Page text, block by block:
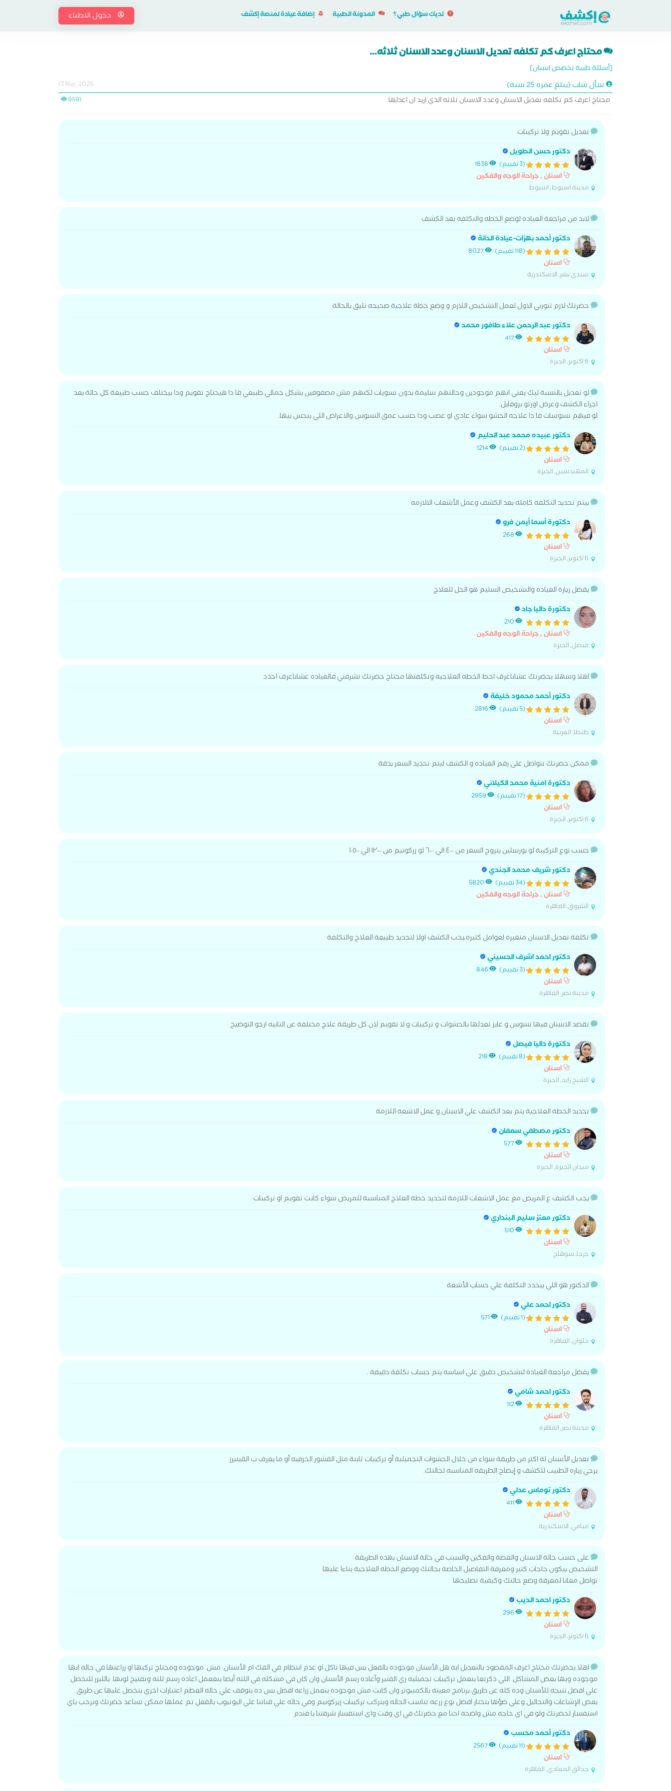
لديك سؤال طبي؟ المدونة الطبية إضافة عيادة لمنصة إكشف دخول الاطباء
محتاج اعرف كم تكلفه تعديل الاسنان وعدد الاسنان ثلاثه...
[أسئلة طبية تخصص اسنان]
سأل شاب (يبلغ عمره 25 سنة)
13 May, 2026
9591
محتاج اعرف كم تكلفه تعديل الاسنان وعدد الاسنان ثلاثه الذي اريد ان اعدلها
تعديل تقويم ولا تركيبات
دكتور حسن الطويل
(3 تقييم) 1838
اسنان , جراحة الوجه والفكين
مدينة اسيوط, اسيوط
لابد من مراجعة العياده لوضع الخطه والتكلفه بعد الكشف
دكتور أحمد بهزات-عيادة الدانة
(118 تقييم) 8027
اسنان
سيدي بشر, الاسكندرية
حضرتك لازم تنورني الاول لعمل التشخيص اللازم و وضع خطة علاجية صحيحه تليق بالحالة
دكتور عبد الرحمن علاء طافور محمد
417
اسنان
6 اكتوبر, الجيزة
لو تعديل بالنسبة ليك يعني انهم موجودين وحالتهم سليمة بدون تسويات لكنهم مش مصفوفين بشكل جمالي طبيعي فا دا هيحتاج تقويم ودا بيختلف حسب طبيعة كل حالة بعد
اجراء الكشف وعرض اورثو بروفايل.
لو فيهم تسوسات فا دا علاجه الحشو سواء عادي او عصب ودا حسب عمق التسوس والاعراض اللي بتحس بيها.
دكتور عبيده محمد عبد الحليم
(2 تقييم) 1214
اسنان
المهندسين, الجيزة
بيتم تحديد التكلفه كامله بعد الكشف وعمل الأشعات الالازمه
دكتورة أسما أيمن فرو
268
اسنان
6 اكتوبر, الجيزة
يفضل زيارة العياده والتشخيص السليم هو الحل للعلاج
دكتورة داليا جاد
210
اسنان , جراحة الوجه والفكين
فيصل, الجيزة
اهلا وسهلا بحضرتك عشاناعرف احط الخطه العلاجيه وتكلفتها محتاج حضرتك تشرفني فالعياده عشاناعرف احدد
دكتور أحمد محمود خليفة
(5 تقييم) 2816
اسنان
طنطا, الغربية
ممكن حضرتك تتواصل على رقم العياده و الكشف ليتم تحديد السعر بدقة
دكتورة امنية محمد الكيلاني
(17 تقييم) 2959
اسنان
6 اكتوبر, الجيزة
حسب نوع التركيبة لو بورسلين يتروح السعر من ٤٠٠٠ الي ٦٠٠٠ لو زركونيم من ١٢٠٠٠ الي ١٠٥٠٠
دكتور شريف محمد الجندي
(34 تقييم) 5820
اسنان , جراحة الوجه والفكين
الشروق, القاهرة
تكلفة تعديل الاسنان متغيره لعوامل كثيره،يجب الكشف اولا لتحديد طبيعة العلاج والتكلفة
دكتور احمد اشرف الحسيني
(3 تقييم) 846
اسنان
مدينة نصر, القاهرة
تقصد الاسنان فيها تسوس و عايز تعدلها بالحشوات و تركيبات و لا تقويم لان كل طريقة علاج مختلفة عن التانيه ارجو التوضيح
دكتورة داليا فيصل
(8 تقييم) 218
اسنان
الشيخ زايد, الجيزة
تحديد الخطة العلاجية يتم بعد الكشف علي الاسنان و عمل الاشعة اللازمة
دكتور مصطفي سعفان
577
اسنان
ميدان الجيزة, الجيزة
يجب الكشف ع المريض مع عمل الاشعات اللازمة لتحديد خطة العلاج المناسبة للمريض سواء كانت تفويم او تركيبات
دكتور معتز سليم البنداري
510
اسنان
جرجا, سوهاج
الدكتور هو اللي بيحدد التكلفة علي حساب الأشعة
دكتور احمد علي
(1 تقييم) 571
اسنان
حلوان, القاهرة
يفضل مراجعة العيادة لتشخيص دقيق على اساسه يتم حساب تكلفة دقيقة .
دكتور احمد شامي
112
اسنان
مدينة نصر, القاهرة
تعديل الأسنان له اكثر من طريقة سواء من خلال الحشوات التجميلية أو تركيبات ثابتة مثل القشور الخزفيه أو ما يعرف ب الڤينيرز
يرجي زياره الطبيب للكشف و إيضاح الطريقه المناسبه لحالتك.
دكتور توماس عدلي
411
اسنان
ميامي, الاسكندرية
على حسب حالة الاسنان والعضة والفكين والسبب في حالة الاسنان بهذه الطريقة
التشخيص بيكون حاجات كتير ومعرفة التفاصيل الخاصة بحالتك ووضع الخطة العلاجية بناءا عليها
تواصل معانا لمعرفة وضع حالتك وكيفية تصليحها
دكتور احمد الديب
296
اسنان
6 اكتوبر, الجيزة
اهلا بحضرتك محتاج اعرف المقصود بالتعديل ايه هل الأسنان موجوده بالفعل بس فيها تاكل او عدم انتظام في الفك ام الأسنان. مش. موجوده ومحتاج تركبها او زراعتها في حاله انها
موجوده وبها بعض المشاكل. اللي ذكرتعا بنعمل تركيبات تجميليه زي الفنير وأعاده رسم الأسنان وان كان في مشكله في اللثه أيضا بنععمل اعاده رسم للثه وتفتيح لونها. بالليزر للنخصل
علي افضل نتيجه للأسنان وده كله عن طريق برنامج معينه بالكمبيوتر وان كانت مش موجوده بنعمل زراعه افضل بس ده بتوقف علي حاله العظم اعتبارات اخري بنخصل عليها عن طريق
بعض الإشاعات والتحاليل وعلي ضؤها بتختار افضل نوع زرعه تناسب الحاله وبنركب تركيبات زيركونيم وفي حاله علي قناتنا علي اليوتيوب بالفعل تم عملها ممكن تساعد حضرتك ونرحب باي
استفسار لحضرتك ولو في اي حاجه مش واضحه احنا مع حضرتك في اي وقت واي استفسار شرفتنا يا فندم
دكتور أحمد محسب
(11 تقييم) 2567
اسنان
حدائق المعادي, القاهرة